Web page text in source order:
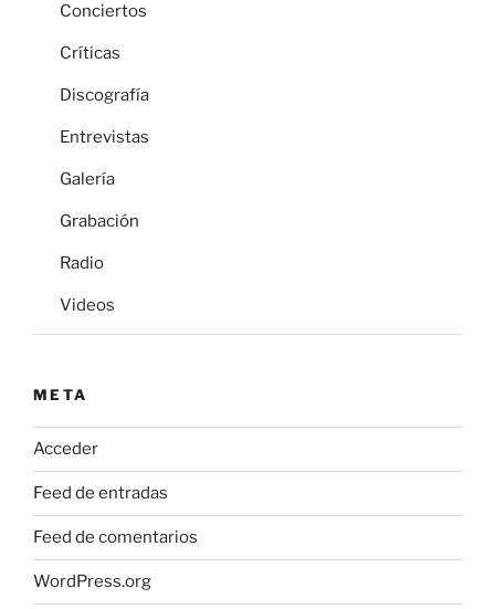
Conciertos
Críticas
Discografía
Entrevistas
Galería
Grabación
Radio
Videos
META
Acceder
Feed de entradas
Feed de comentarios
WordPress.org